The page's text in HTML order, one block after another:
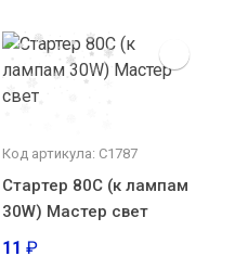
Код артикула: С1787
Стартер 80С (к лампам
30W) Мастер свет
11 ₽